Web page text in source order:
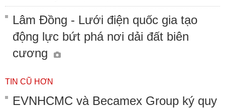
Lâm Đồng - Lưới điện quốc gia tạo
động lực bứt phá nơi dải đất biên
cương
TIN CŨ HƠN
EVNHCMC và Becamex Group ký quy